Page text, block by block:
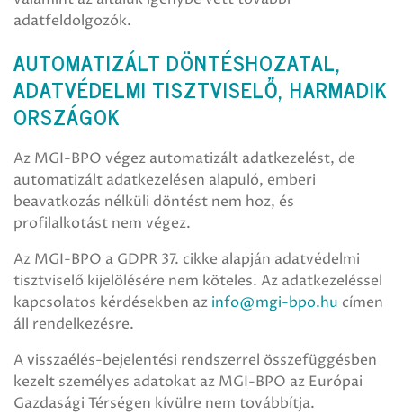
adatfeldolgozók.
AUTOMATIZÁLT DÖNTÉSHOZATAL,
ADATVÉDELMI TISZTVISELŐ, HARMADIK
ORSZÁGOK
Az MGI-BPO végez automatizált adatkezelést, de
automatizált adatkezelésen alapuló, emberi
beavatkozás nélküli döntést nem hoz, és
profilalkotást nem végez.
Az MGI-BPO a GDPR 37. cikke alapján adatvédelmi
tisztviselő kijelölésére nem köteles. Az adatkezeléssel
kapcsolatos kérdésekben az info@mgi-bpo.hu címen
áll rendelkezésre.
A visszaélés-bejelentési rendszerrel összefüggésben
kezelt személyes adatokat az MGI-BPO az Európai
Gazdasági Térségen kívülre nem továbbítja.